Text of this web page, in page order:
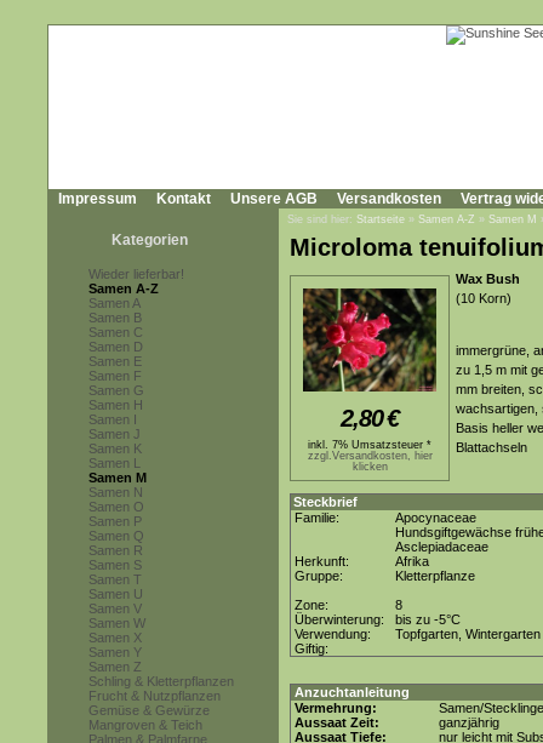
Impressum Kontakt Unsere AGB Versandkosten Vertrag
Kategorien
Wieder lieferbar!
Samen A-Z
Samen A
Samen B
Samen C
Samen D
Samen E
Samen F
Samen G
Samen H
Samen I
Samen J
Samen K
Samen L
Samen M
Samen N
Samen O
Samen P
Samen Q
Samen R
Samen S
Samen T
Samen U
Samen V
Samen W
Samen X
Samen Y
Samen Z
Schling & Kletterpflanzen
Frucht & Nutzpflanzen
Gemüse & Gewürze
Mangroven & Teich
Palmen & Palmfarne
Sie sind hier: Startseite » Samen A-Z » Samen M
Microloma
2,80€
inkl. 7% Umsatzsteuer *
zzgl.Versandkosten, hier
klicken
Wax Bush
(10 Korn)
immergrüne,
zu 1,5 m mit
mm breiten,
wachsartigen,
Basis heller
Blattachseln
Steckbrief
Familie:
Apocynaceae
Hundsgiftgewächse
Asclepiadaceae
Herkunft:
Afrika
Gruppe:
Kletterpflanze
Zone:
8
Überwinterung:
bis zu -5°C
Verwendung:
Topfgarten, Wintergarten
Giftig:
Anzuchtanleitung
Vermehrung:
Samen/Stecklinge
Aussaat Zeit:
ganzjährig
Aussaat Tiefe:
nur leicht mit